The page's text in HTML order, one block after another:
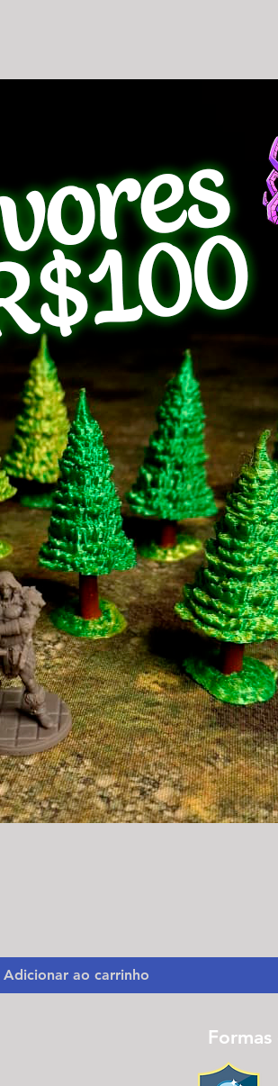
Adicionar ao carrinho